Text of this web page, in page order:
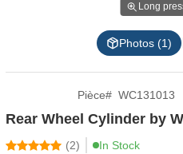
Long
Photos (1)
Pièce# WC131013
Rear Wheel Cylinder by
(2) In Stock